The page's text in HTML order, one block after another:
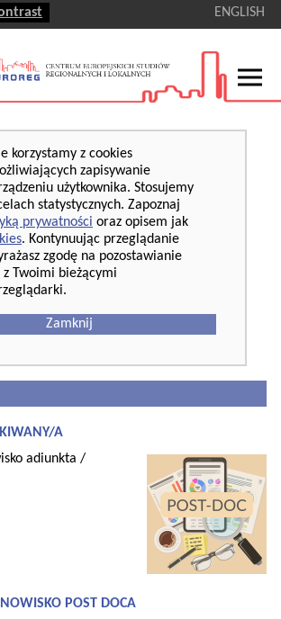
ENGLISH
korzystamy z cookies
zapisywanie
użytkownika. Stosujemy
statystycznych. Zapoznaj
prywatności oraz opisem jak
. Kontynuując przeglądanie
zgodę na pozostawianie
Twoimi bieżącymi
Zamknij
A
adiunkta /
POST DOCA